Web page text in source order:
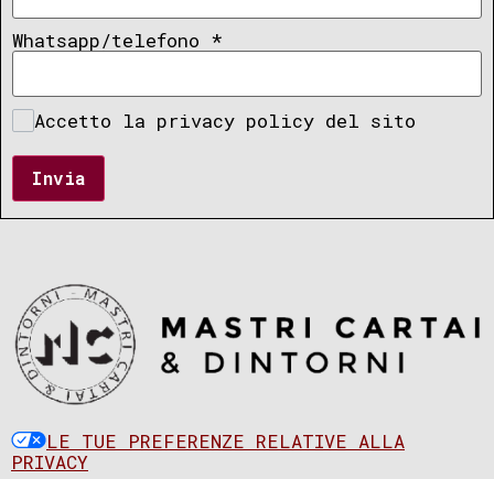
Whatsapp/telefono *
Accetto la privacy policy del sito
Invia
LE TUE PREFERENZE RELATIVE ALLA
PRIVACY